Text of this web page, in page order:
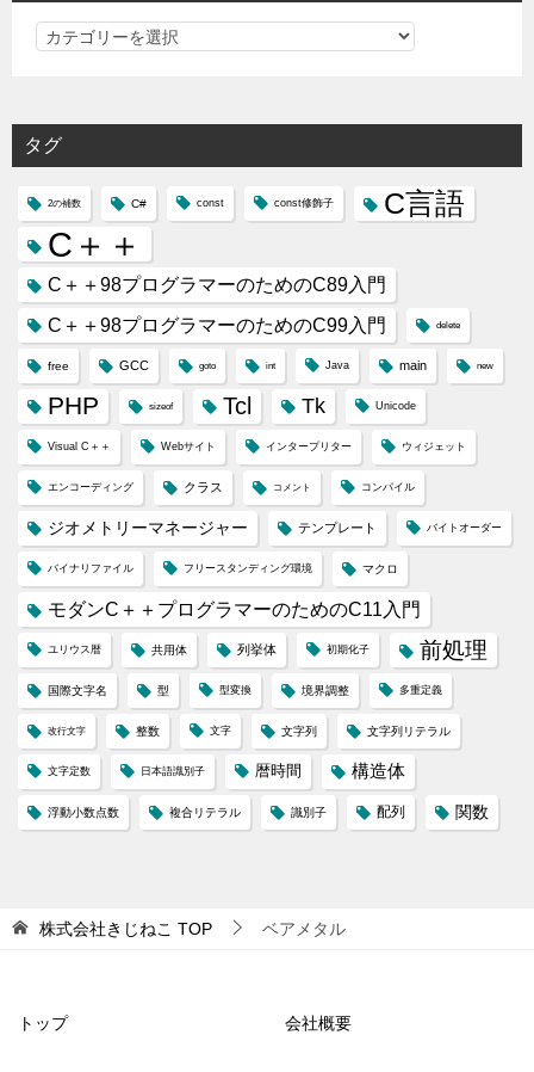
カ
リ
ー
タグ
2の補数 C# const const修飾子 C言語
C＋＋
C＋＋98プログラマーのためのC89入門
C＋＋98プログラマーのためのC99入門
delete
free GCC goto int Java main new
PHP sizeof Tcl Tk Unicode
Visual C＋＋ Webサイト インタープリター ウィジェット
エンコーディング クラス コメント コンパイル
ジオメトリーマネージャー テンプレート バイトオーダー
バイナリファイル フリースタンディング環境 マクロ
モダンC＋＋プログラマーのためのC11入門
ユリウス暦 共用体 列挙体 初期化子 前処理
国際文字名 型 型変換 境界調整 多重定義
改行文字 整数 文字 文字列 文字列リテラル
文字定数 日本語識別子 暦時間 構造体
浮動小数点数 複合リテラル 識別子 配列 関数
株式会社きじねこ TOP ベアメタル
トップ 会社概要